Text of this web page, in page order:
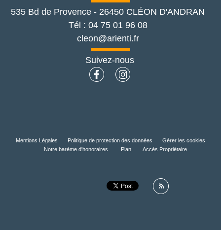
535 Bd de Provence - 26450 CLÉON D'ANDRAN
Tél : 04 75 01 96 08
cleon@arienti.fr
Suivez-nous
Mentions Légales Politique de protection des données
Gérer les cookies
Notre barème d'honoraires
Plan Accès Propriétaire